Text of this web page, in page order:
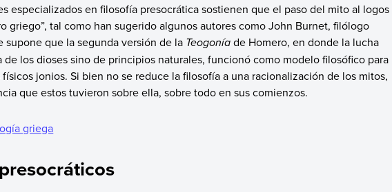
especializados en filosofía presocrática sostienen que el paso del mito al logos
griego”, tal como han sugerido algunos autores como John Burnet, filólogo
supone que la segunda versión de la Teogoníade Homero, en donde la lucha
de los dioses sino de principios naturales, funcionó como modelo filosófico para
jonios. Si bien no se reduce la filosofía a una racionalización de los mitos,
que estos tuvieron sobre ella, sobre todo en sus comienzos.
griega